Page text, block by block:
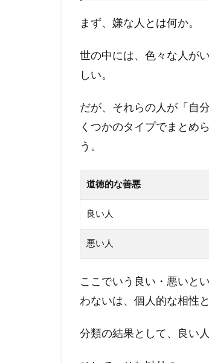
まず、嫌な人とは何か。
世の中には、色々な人が
しい。
だが、それらの人が「自
くつかのタイプでまとめ
う。
道徳的な善悪
良い人
悪い人
ここでいう良い・悪いと
わないは、個人的な相性
分類の結果として、良い